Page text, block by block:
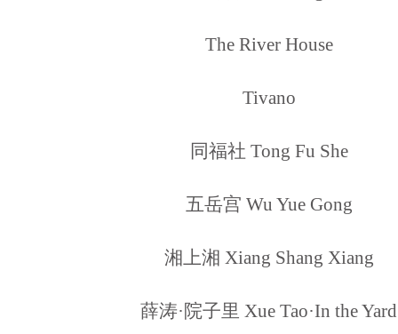
The River House
Tivano
同福社 Tong Fu She
五岳宫 Wu Yue Gong
湘上湘 Xiang Shang Xiang
薛涛·院子里 Xue Tao·In the Yard